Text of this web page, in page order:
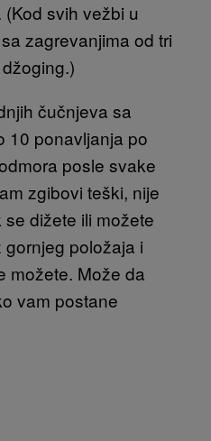
svih vežbi u
zagrevanjima od tri
čučnjeva sa
10 ponavljanja po
posle svake
zgibovi teški, nije
dižete ili možete
položaja i
možete. Može da
vam postane